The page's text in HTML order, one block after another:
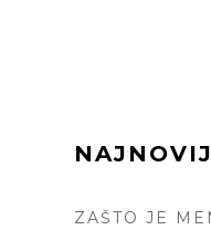
FOOTER
ZAŠTO JE